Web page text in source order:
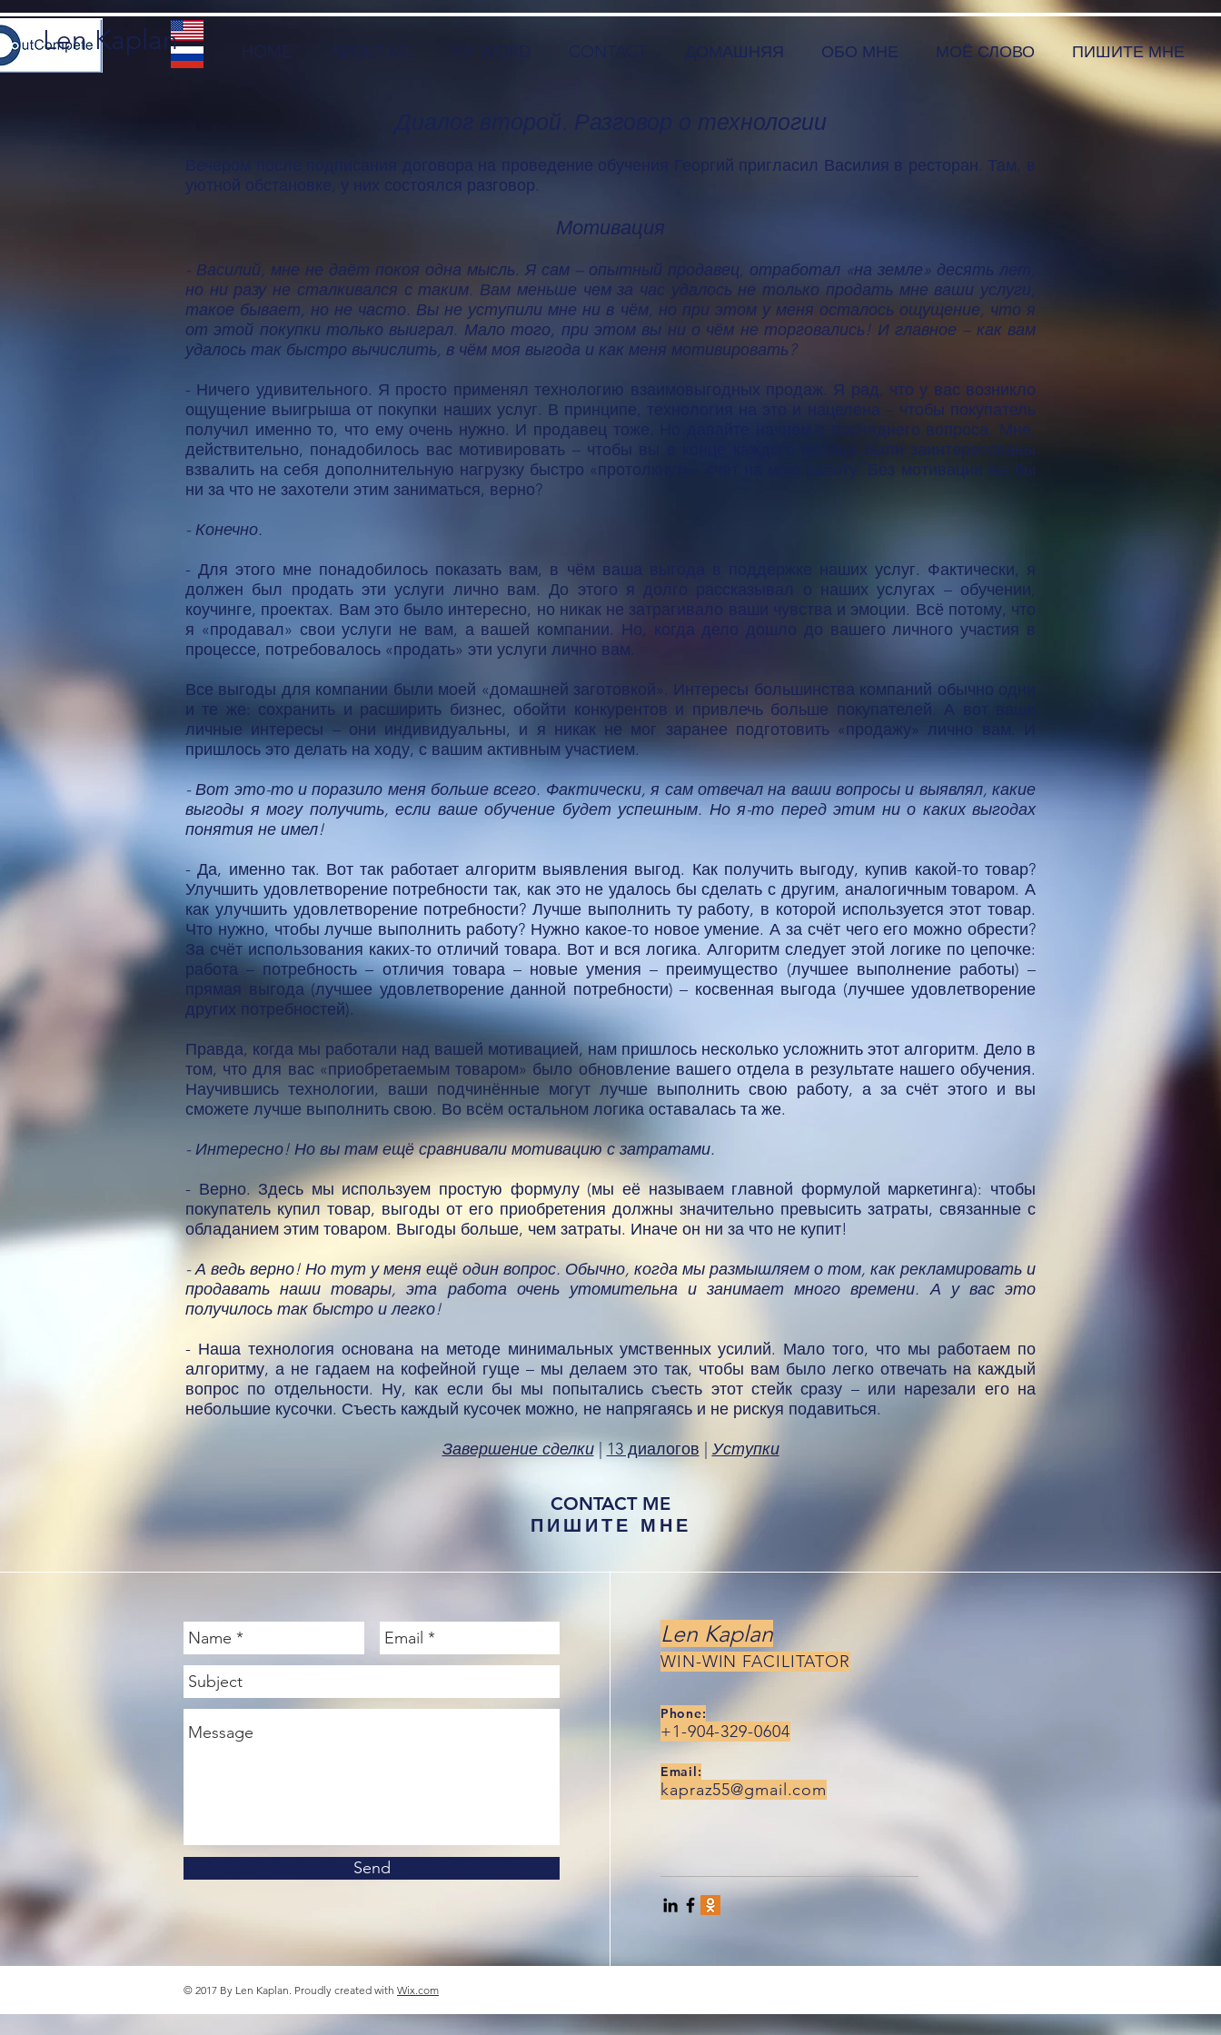
Len Kaplan HOME ABOUT ME MY WORD CONTACT ДОМАШНЯЯ ОБО МНЕ МОЁ СЛОВО ПИШИТЕ МНЕ
Диалог второй. Разговор о технологии
Вечером после подписания договора на проведение обучения Георгий пригласил Василия в ресторан. Там, в
уютной обстановке, у них состоялся разговор.
Мотивация
- Василий, мне не даёт покоя одна мысль. Я сам – опытный продавец, отработал «на земле» десять лет,
но ни разу не сталкивался с таким. Вам меньше чем за час удалось не только продать мне ваши услуги,
такое бывает, но не часто. Вы не уступили мне ни в чём, но при этом у меня осталось ощущение, что я
от этой покупки только выиграл. Мало того, при этом вы ни о чём не торговались! И главное – как вам
удалось так быстро вычислить, в чём моя выгода и как меня мотивировать?
- Ничего удивительного. Я просто применял технологию взаимовыгодных продаж. Я рад, что у вас возникло
ощущение выигрыша от покупки наших услуг. В принципе, технология на это и нацелена – чтобы покупатель
получил именно то, что ему очень нужно. И продавец тоже. Но давайте начнём с последнего вопроса. Мне,
действительно, понадобилось вас мотивировать – чтобы вы в конце каждого месяца были заинтересованы
взвалить на себя дополнительную нагрузку быстро «протолкнуть» счёт на мою работу. Без мотивации вы бы
ни за что не захотели этим заниматься, верно?
- Конечно.
- Для этого мне понадобилось показать вам, в чём ваша выгода в поддержке наших услуг. Фактически, я
должен был продать эти услуги лично вам. До этого я долго рассказывал о наших услугах – обучении,
коучинге, проектах. Вам это было интересно, но никак не затрагивало ваши чувства и эмоции. Всё потому, что
я «продавал» свои услуги не вам, а вашей компании. Но, когда дело дошло до вашего личного участия в
процессе, потребовалось «продать» эти услуги лично вам.
Все выгоды для компании были моей «домашней заготовкой». Интересы большинства компаний обычно одни
и те же: сохранить и расширить бизнес, обойти конкурентов и привлечь больше покупателей. А вот ваши
личные интересы – они индивидуальны, и я никак не мог заранее подготовить «продажу» лично вам. И
пришлось это делать на ходу, с вашим активным участием.
- Вот это-то и поразило меня больше всего. Фактически, я сам отвечал на ваши вопросы и выявлял, какие
выгоды я могу получить, если ваше обучение будет успешным. Но я-то перед этим ни о каких выгодах
понятия не имел!
- Да, именно так. Вот так работает алгоритм выявления выгод. Как получить выгоду, купив какой-то товар?
Улучшить удовлетворение потребности так, как это не удалось бы сделать с другим, аналогичным товаром. А
как улучшить удовлетворение потребности? Лучше выполнить ту работу, в которой используется этот товар.
Что нужно, чтобы лучше выполнить работу? Нужно какое-то новое умение. А за счёт чего его можно обрести?
За счёт использования каких-то отличий товара. Вот и вся логика. Алгоритм следует этой логике по цепочке:
работа – потребность – отличия товара – новые умения – преимущество (лучшее выполнение работы) –
прямая выгода (лучшее удовлетворение данной потребности) – косвенная выгода (лучшее удовлетворение
других потребностей).
Правда, когда мы работали над вашей мотивацией, нам пришлось несколько усложнить этот алгоритм. Дело в
том, что для вас «приобретаемым товаром» было обновление вашего отдела в результате нашего обучения.
Научившись технологии, ваши подчинённые могут лучше выполнить свою работу, а за счёт этого и вы
сможете лучше выполнить свою. Во всём остальном логика оставалась та же.
- Интересно! Но вы там ещё сравнивали мотивацию с затратами.
- Верно. Здесь мы используем простую формулу (мы её называем главной формулой маркетинга): чтобы
покупатель купил товар, выгоды от его приобретения должны значительно превысить затраты, связанные с
обладанием этим товаром. Выгоды больше, чем затраты. Иначе он ни за что не купит!
- А ведь верно! Но тут у меня ещё один вопрос. Обычно, когда мы размышляем о том, как рекламировать и
продавать наши товары, эта работа очень утомительна и занимает много времени. А у вас это
получилось так быстро и легко!
- Наша технология основана на методе минимальных умственных усилий. Мало того, что мы работаем по
алгоритму, а не гадаем на кофейной гуще – мы делаем это так, чтобы вам было легко отвечать на каждый
вопрос по отдельности. Ну, как если бы мы попытались съесть этот стейк сразу – или нарезали его на
небольшие кусочки. Съесть каждый кусочек можно, не напрягаясь и не рискуя подавиться.
Завершение сделки|13 диалогов Уступки
CONTACT ME
ПИШИТЕ МНЕ
Len Kaplan
WIN-WIN FACILITATOR
Phone:
+1-904-329-0604
Email:
kapraz55@gmail.com
© 2017 By Len Kaplan. Proudly created with Wix.com
Send